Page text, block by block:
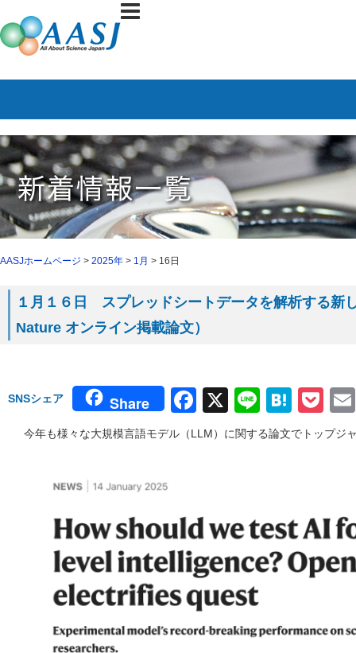
AASJホームページ > 2025年 > 1月 > 16日
１月１６日 スプレッドシートデータを解析する新
Nature オンライン掲載論文）
SNSシェア Share Facebook
X Line
今年も様々な大規模言語モデル（LLM）に関する論文でトップジ